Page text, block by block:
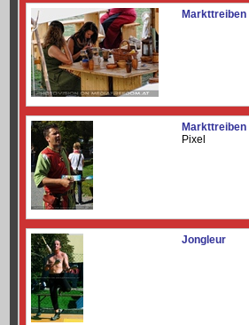
Markttreiben
Markttreiben
Pixel
Jongleur